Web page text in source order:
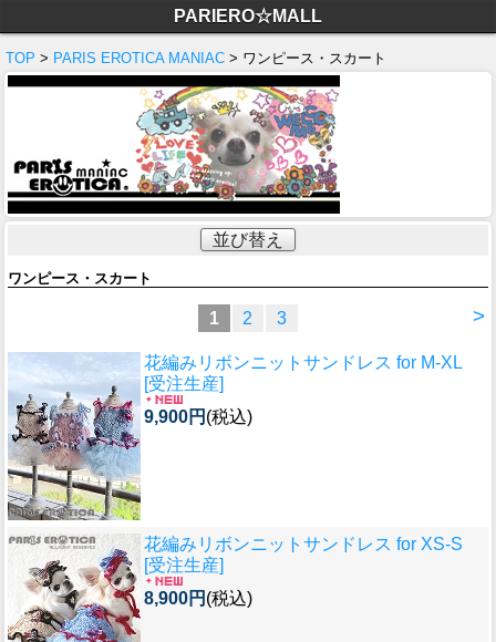
PARIERO☆MALL
TOP > PARIS EROTICA MANIAC > ワンピース・スカート
並び替え
ワンピース・スカート
>
1 2 3
花編みリボンニットサンドレス for M-XL
[受注生産]
9,900円 (税込)
花編みリボンニットサンドレス for XS-S
[受注生産]
8,900円 (税込)